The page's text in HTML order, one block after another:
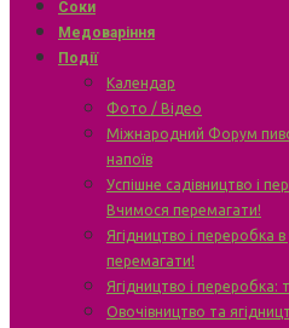
Соки
Медоваріння
Події
Календар
Фото / Відео
Міжнародний Форум
напоїв
Успішне садівництво і
Вчимося перемагати!
Ягідництво і переробка
перемагати!
Ягідництво і переробка:
Овочівництво та